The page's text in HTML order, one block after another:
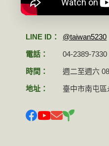
LINE ID： @taiwan5230
電話： 04-2389-7330
時間： 週二至週六
地址： 臺中市南屯